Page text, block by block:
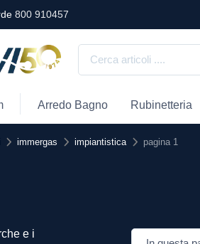
800 910457
Arredo Bagno Rubinetteria
immergas impiantistica pagina 1
e i